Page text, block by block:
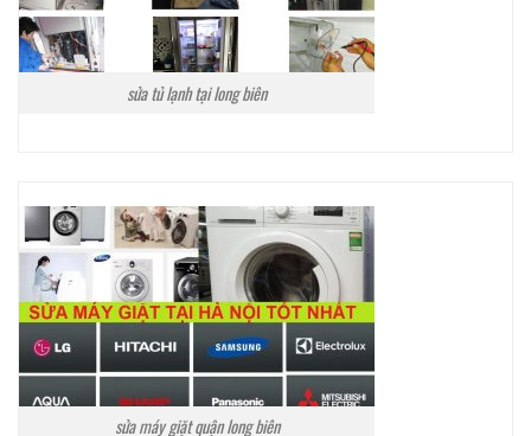
sửa tủ lạnh tại long biên
sửa máy giặt quận long biên